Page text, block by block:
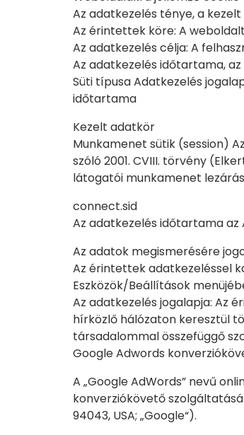
Az adatkezelés ténye, a
Az érintettek köre: A
Az adatkezelés célja: A
Az adatkezelés időtartama,
Süti típusa Adatkezelés
időtartama
Kezelt adatkör
Munkamenet sütik (session)
szóló 2001. CVIII. törvény
látogatói munkamenet
connect.sid
Az adatkezelés időtartama
Az adatok megismerésére
Az érintettek adatkezeléssel
Eszközök/Beállítások
Az adatkezelés jogalapja: Az
hírközlő hálózaton keresztül
társadalommal összefüggő
Google Adwords
A „Google AdWords” nevű
konverziókövető
94043, USA; „Google“).